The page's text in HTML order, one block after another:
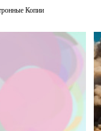
Копии